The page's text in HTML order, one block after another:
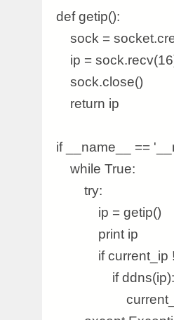
def getip():
sock =
ip =
sock.close()
return ip
if __name__ ==
while True:
try:
ip = getip()
print ip
if current_ip
if ddns(ip):
current_ip